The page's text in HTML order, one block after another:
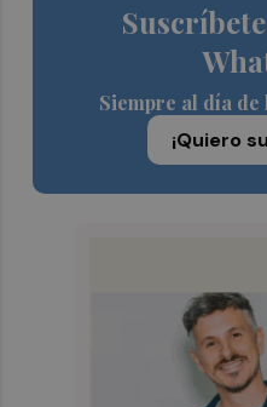
Siempre al día
¡Quiero